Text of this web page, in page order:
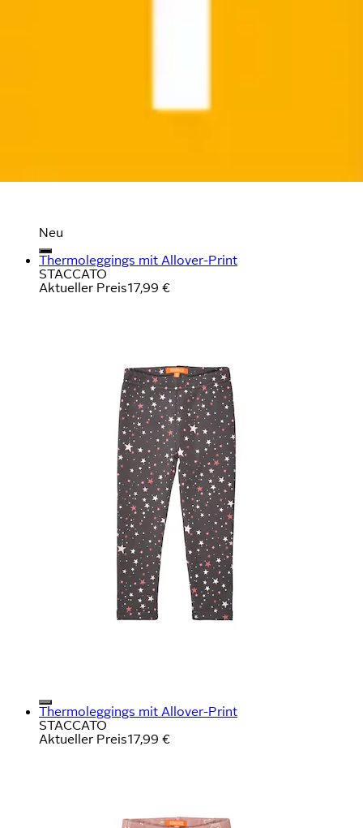
Neu
Thermoleggings mit Allover-Print
STACCATO
Aktueller Preis17,99 €
Thermoleggings mit Allover-Print
STACCATO
Aktueller Preis17,99 €